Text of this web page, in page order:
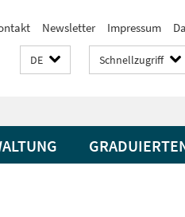
Newsletter Impressum
DE Schnellzugriff